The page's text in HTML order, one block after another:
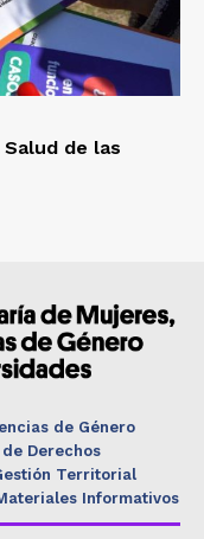
de las
de Género
Derechos
Territorial
Informativos